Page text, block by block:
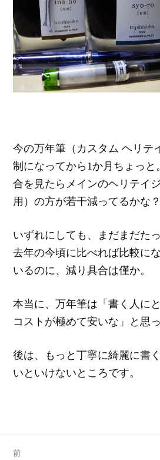
今の万年筆（カスタム ヘリテ
制になってから1か月ちょっ
合を見たらメインのヘリテイ
用）の方が若干減ってるかな
いずれにしても、まだまだた
去年の今頃に比べれば比較に
いるのに、減り具合は僅か。
本当に、万年筆は「書く人に
コストが極めて安いな」と思
後は、もっと丁寧に綺麗に書
いといけないところです。
前